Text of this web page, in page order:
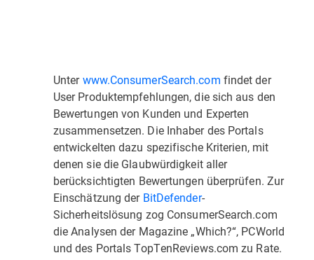
Unterwww.ConsumerSearch.com findet der
User Produktempfehlungen, die sich aus den
Bewertungen von Kunden und Experten
zusammensetzen. Die Inhaber des Portals
entwickelten dazu spezifische Kriterien, mit
denen sie die Glaubwürdigkeit aller
berücksichtigten Bewertungen überprüfen. Zur
Einschätzung der BitDefender-
Sicherheitslösung zog ConsumerSearch.com
die Analysen der Magazine „Which?“, PCWorld
und des Portals TopTenReviews.com zu Rate.